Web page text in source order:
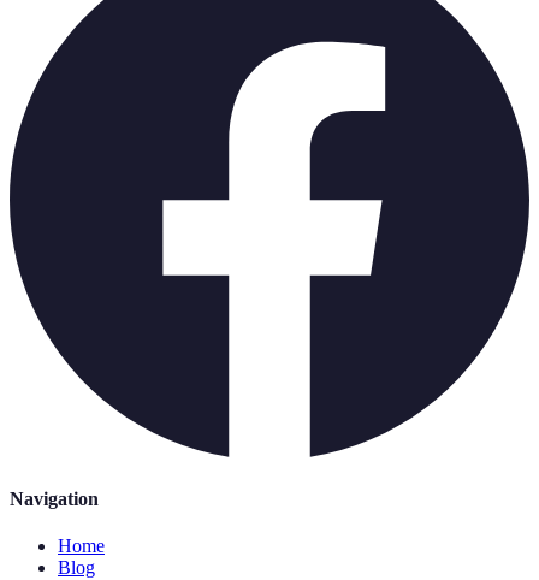
Navigation
Home
Blog